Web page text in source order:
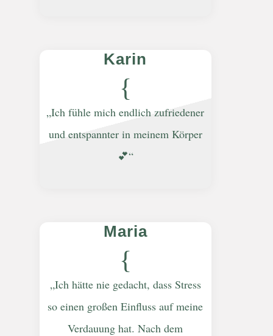
Karin
{
„Ich fühle mich endlich zufriedener
und entspannter in meinem Körper
💕“
Maria
{
„Ich hätte nie gedacht, dass Stress
so einen großen Einfluss auf meine
Verdauung hat. Nach dem